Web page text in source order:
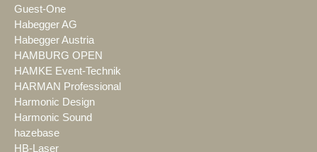
Guest-One
Habegger AG
Habegger Austria
HAMBURG OPEN
HAMKE Event-Technik
HARMAN Professional
Harmonic Design
Harmonic Sound
hazebase
HB-Laser